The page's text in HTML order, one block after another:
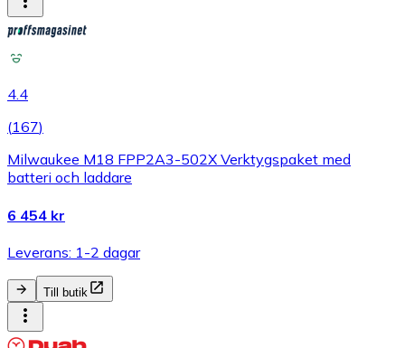
4.4
(167)
Milwaukee M18 FPP2A3-502X Verktygspaket med
batteri och laddare
6 454 kr
Leverans: 1-2 dagar
Till butik